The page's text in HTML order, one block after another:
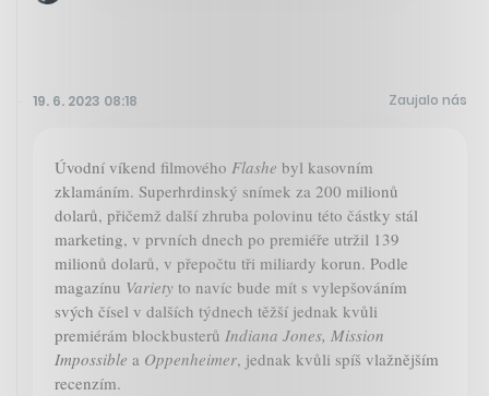
19. 6. 2023 08:18 Zaujalo nás
Úvodní víkend filmového Flashe byl kasovním
zklamáním. Superhrdinský snímek za 200 milionů
dolarů, přičemž další zhruba polovinu této částky stál
marketing, v prvních dnech po premiéře utržil 139
milionů dolarů, v přepočtu tři miliardy korun. Podle
magazínu Variety to navíc bude mít s vylepšováním
svých čísel v dalších týdnech těžší jednak kvůli
premiérám blockbusterů Indiana Jones, Mission
Impossible a Oppenheimer, jednak kvůli spíš vlažnějším
recenzím.